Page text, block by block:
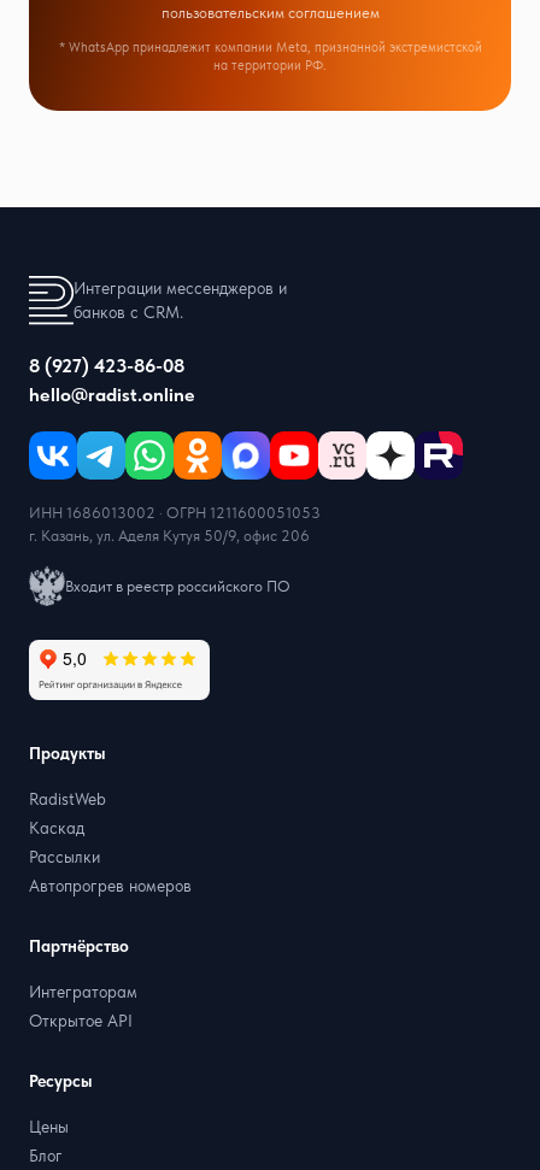
пользовательским соглашением
* WhatsApp принадлежит компании Meta, признанной экстремистской
на территории РФ.
Интеграции мессенджеров и
банков с CRM.
8 (927) 423-86-08
hello@radist.online
ИНН 1686013002 · ОГРН 1211600051053
г. Казань, ул. Аделя Кутуя 50/9, офис 206
Входит в реестр российского ПО
Продукты
RadistWeb
Каскад
Рассылки
Автопрогрев номеров
Партнёрство
Интеграторам
Открытое API
Ресурсы
Цены
Блог